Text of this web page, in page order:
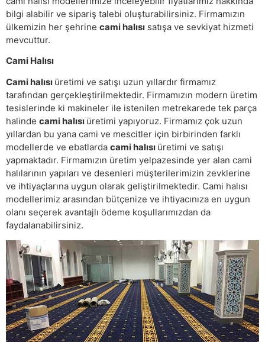
bilgi alabilir ve sipariş talebi oluşturabilirsiniz. Firmamızın
ülkemizin her şehrine cami halısı satışa ve sevkiyat hizmeti
mevcuttur.
Cami Halısı
Cami halısı üretimi ve satışı uzun yıllardır firmamız
tarafından gerçekleştirilmektedir. Firmamızın modern üretim
tesislerinde ki makineler ile istenilen metrekarede tek parça
halinde cami halısı üretimi yapıyoruz. Firmamız çok uzun
yıllardan bu yana cami ve mescitler için birbirinden farklı
modellerde ve ebatlarda cami halısı üretimi ve satışı
yapmaktadır. Firmamızın üretim yelpazesinde yer alan cami
halılarının yapıları ve desenleri müşterilerimizin zevklerine
ve ihtiyaçlarına uygun olarak geliştirilmektedir. Cami halısı
modellerimiz arasından bütçenize ve ihtiyacınıza en uygun
olanı seçerek avantajlı ödeme koşullarımızdan da
faydalanabilirsiniz.